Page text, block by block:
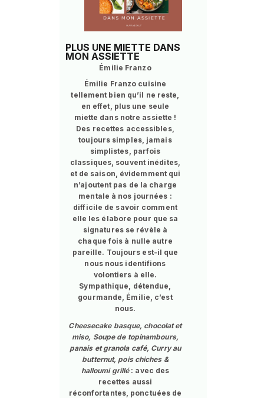
PLUS UNE MIETTE DANS
MON ASSIETTE
Émilie Franzo
Émilie Franzo cuisine
tellement bien qu’il ne reste,
en effet, plus une seule
miette dans notre assiette !
Des recettes accessibles,
toujours simples, jamais
simplistes, parfois
classiques, souvent inédites,
et de saison, évidemment qui
n’ajoutent pas de la charge
mentale à nos journées :
difficile de savoir comment
elle les élabore pour que sa
signatures se révèle à
chaque fois à nulle autre
pareille. Toujours est-il que
nous nous identifions
volontiers à elle.
Sympathique, détendue,
gourmande, Émilie, c’est
nous.
Cheesecake basque, chocolat et
miso, Soupe de topinambours,
panais et granola café, Curry au
butternut, pois chiches &
halloumi grillé: avec des
recettes aussi
réconfortantes, ponctuées de